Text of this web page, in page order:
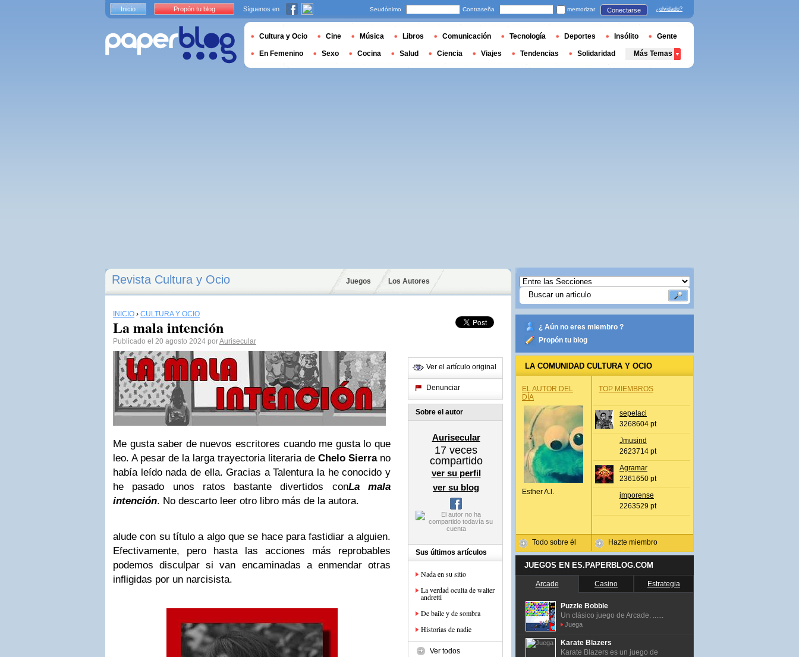
Revista Cultura y Ocio Juegos Los Autores
INICIO › CULTURA Y OCIO
La mala intención
Publicado el 20 agosto 2024 porAurisecular
Me gusta saber de nuevos escritores cuando me gusta lo que
leo. A pesar de la larga trayectoria literaria de Chelo Sierrano
había leído nada de ella. Gracias a Talentura la he conocido y
he pasado unos ratos bastante divertidos conLa mala
intención. No descarto leer otro libro más de la autora.
alude con su título a algo que se hace para fastidiar a alguien.
Efectivamente, pero hasta las acciones más reprobables
podemos disculpar si van encaminadas a enmendar otras
infligidas por un narcisista.
Ver el artículo original
Denunciar
Sobre el autor
Aurisecular
17 veces
compartido
ver su perfil
ver su blog
Sus últimos artículos
Nada en su sitio
La verdad oculta de walter
andretti
De baile y de sombra
Historias de nadie
Ver todos
¿ Aún no eres miembro ?
Propón tu blog
LA COMUNIDAD CULTURA Y OCIO
EL AUTOR DEL
DÍA
Esther A.l.
Todo sobre él
TOP MIEMBROS
sepelaci
3268604 pt
Jmusind
2623714 pt
Agramar
2361650 pt
jmporense
2263529 pt
Hazte miembro
JUEGOS EN ES.PAPERBLOG.COM
Arcade Casino Estrategia
Puzzle Bobble
Un clásico juego de Arcade. ......
Juega
Karate Blazers
Karate Blazers es un juego de
Inicio Propón tu blog Síguenos en Seudónimo Contraseña memorizar Conectarse ¿olvidado?
Cultura y Ocio Cine Música Libros Comunicación Tecnología Deportes Insólito Gente
En Femenino Sexo Cocina Salud Ciencia Viajes Tendencias Solidaridad Más Temas